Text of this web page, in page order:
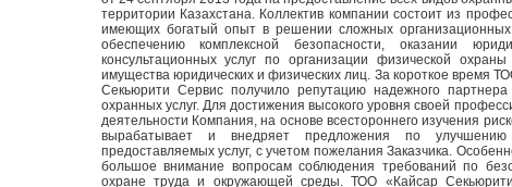
территории Казахстана. Коллектив компании состоит из
имеющих богатый опыт в решении сложных
обеспечению комплексной безопасности, оказании
консультационных услуг по организации физической охраны
имущества юридических и физических лиц. За короткое время
Секьюрити Сервис получило репутацию надежного
охранных услуг. Для достижения высокого уровня своей
деятельности Компания, на основе всестороннего изучения
вырабатывает и внедряет предложения по улучшению
предоставляемых услуг, с учетом пожелания Заказчика.
большое внимание вопросам соблюдения требований по
охране труда и окружающей среды. ТОО «Кайсар